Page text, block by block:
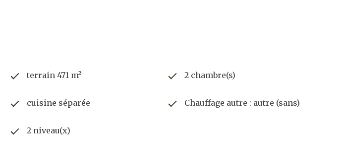
terrain 471 m² 2 chambre(s)
cuisine séparée Chauffage autre : autre (sans)
2 niveau(x)